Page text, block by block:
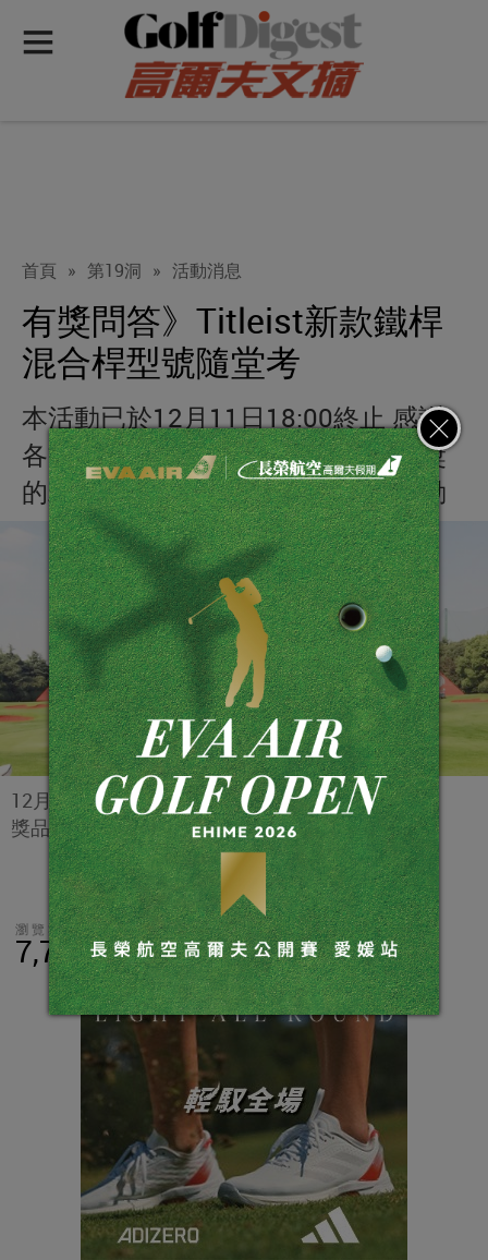
首頁 » 第19洞 » 活動消息
有獎問答》Titleist新款鐵桿
混合桿型號隨堂考
本活動已於12月11日18:00終止 感謝
各方粉絲熱烈的參與 也恭喜所有獲獎
的粉絲們 也敬請各位期待下次的活動
12月11日18:00前回答，就有機會贏取Titleist精美
獎品。
瀏覽數
7,752 分享 LINE